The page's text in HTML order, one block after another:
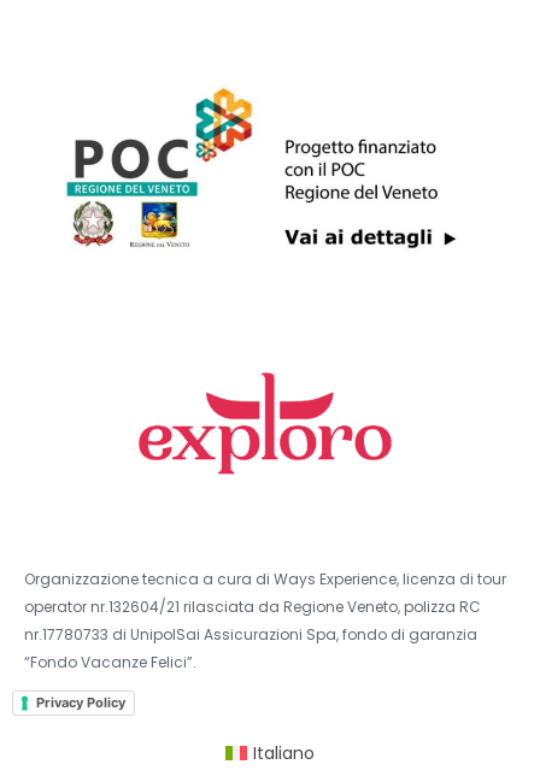
Organizzazione tecnica a cura di Ways Experience, licenza di tour
operator nr.132604/21 rilasciata da Regione Veneto, polizza RC
nr.17780733 di UnipolSai Assicurazioni Spa, fondo di garanzia
“Fondo Vacanze Felici”.
Privacy Policy
Italiano